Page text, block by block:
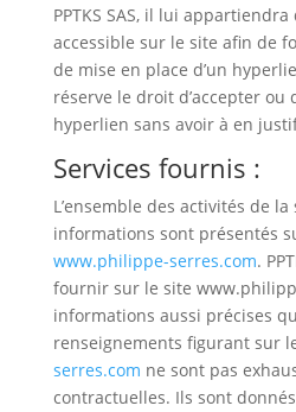
PPTKS SAS, il lui
accessible sur le site afin de
de mise en place d’un
réserve le droit d’accepter ou
hyperlien sans avoir à en
Services fournis :
L’ensemble des activités de
informations sont présentés
www.philippe-serres.com.
fournir sur le site
informations aussi précises
renseignements figurant sur
serres.com ne sont pas
contractuelles. Ils sont